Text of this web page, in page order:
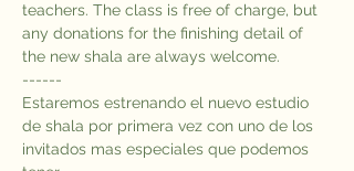
teachers. The class is free of charge, but
any donations for the finishing detail of
the new shala are always welcome.
------
Estaremos estrenando el nuevo estudio
de shala por primera vez con uno de los
invitados mas especiales que podemos